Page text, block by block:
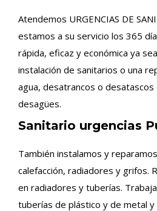
Atendemos URGENCIAS DE
estamos a su servicio los 365
rápida, eficaz y económica ya
instalación de sanitarios o una
agua, desatrancos o
desagües.
Sanitario urgencias
También instalamos y
calefacción, radiadores y grifos.
en radiadores y tuberías.
tuberías de plástico y de metal